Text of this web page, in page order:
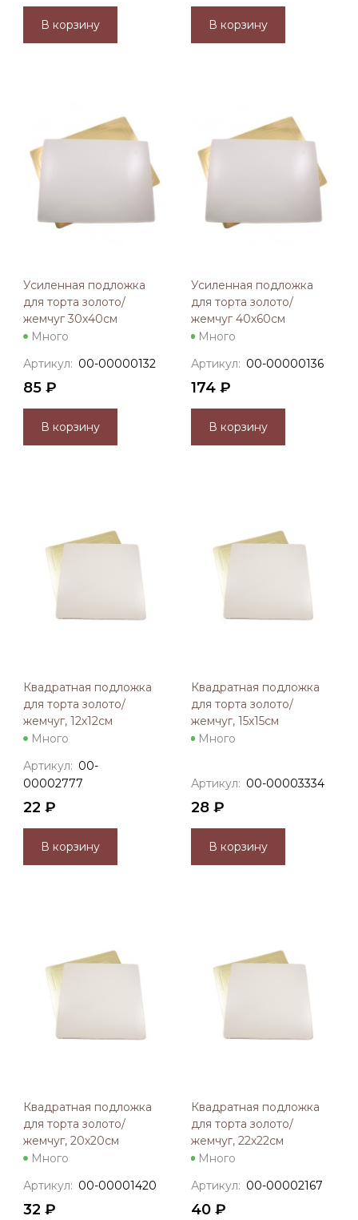
В корзину В корзину
Усиленная подложка
для торта золото/
жемчуг 30х40см
Много
Артикул: 00-00000132
85 ₽
В корзину
Усиленная подложка
для торта золото/
жемчуг 40х60см
Много
Артикул: 00-00000136
174 ₽
В корзину
Квадратная подложка
для торта золото/
жемчуг, 12х12см
Много
Артикул: 00-
00002777
22 ₽
В корзину
Квадратная подложка
для торта золото/
жемчуг, 15х15см
Много
Артикул: 00-00003334
28 ₽
В корзину
Квадратная подложка
для торта золото/
жемчуг, 20х20см
Много
Артикул: 00-00001420
32 ₽
Квадратная подложка
для торта золото/
жемчуг, 22х22см
Много
Артикул: 00-00002167
40 ₽